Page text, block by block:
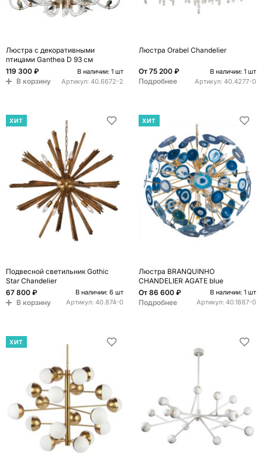
Люстра с декоративными
птицами Ganthea D 93 см
119 300 ₽
В наличии: 1 шт
В корзину Артикул: 40.6672-2
Люстра Orabel Chandelier
От 75 200 ₽ В наличии: 1 шт
Подробнее Артикул: 40.4277-0
ХИТ
Подвесной светильник Gothic
Star Chandelier
67 800 ₽
В наличии: 6 шт
В корзину Артикул: 40.874-0
ХИТ
Люстра BRANQUINHO
CHANDELIER AGATE blue
От 86 600 ₽ В наличии: 1 шт
Подробнее Артикул: 40.1887-0
ХИТ